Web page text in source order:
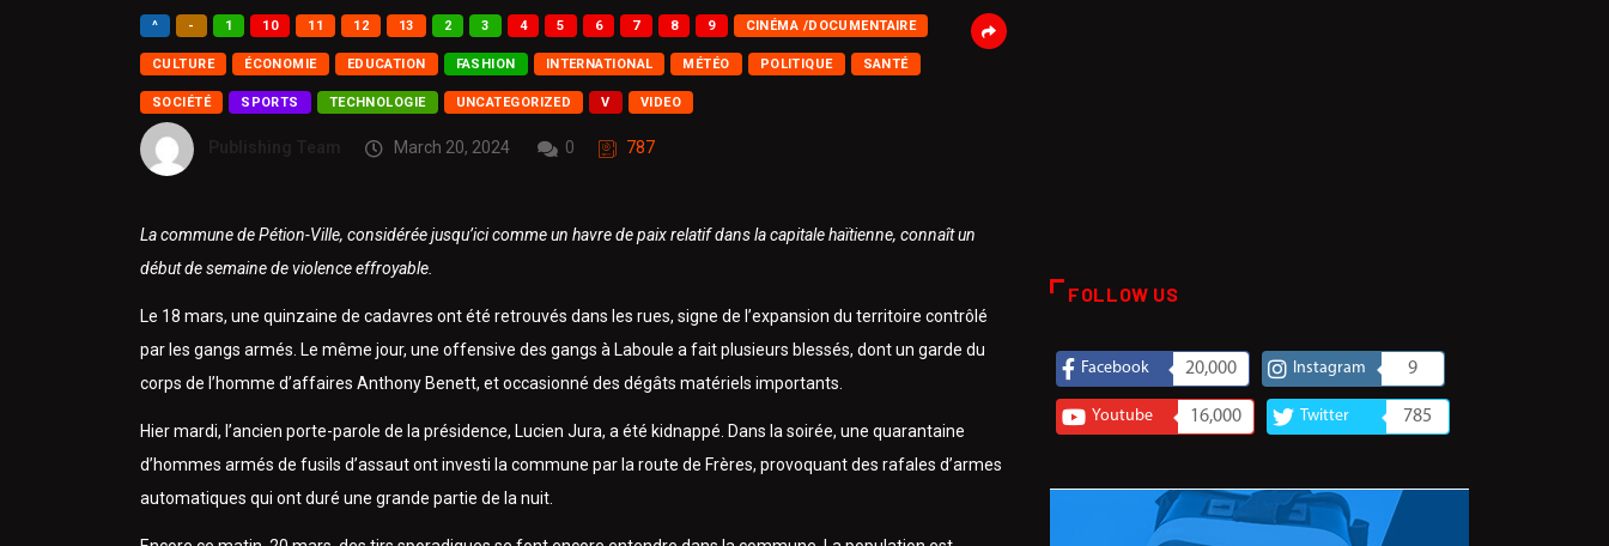
^ - 1 10 11 12 13 2 3 4 5 6 7 8 9 CINÉMA /DOCUMENTAIRE
CULTURE ÉCONOMIE EDUCATION FASHION INTERNATIONAL MÉTÉO POLITIQUE SANTÉ
SOCIÉTÉ SPORTS TECHNOLOGIE UNCATEGORIZED V VIDEO
March 20, 2024 0 787
La commune de Pétion-Ville, considérée jusqu’ici comme un havre de paix relatif dans la capitale haïtienne, connaît un
début de semaine de violence effroyable.
Le 18 mars, une quinzaine de cadavres ont été retrouvés dans les rues, signe de l’expansion du territoire contrôlé
par les gangs armés. Le même jour, une offensive des gangs à Laboule a fait plusieurs blessés, dont un garde du
corps de l’homme d’affaires Anthony Benett, et occasionné des dégâts matériels importants.
Hier mardi, l’ancien porte-parole de la présidence, Lucien Jura, a été kidnappé. Dans la soirée, une quarantaine
d’hommes armés de fusils d’assaut ont investi la commune par la route de Frères, provoquant des rafales d’armes
automatiques qui ont duré une grande partie de la nuit.
FOLLOW US
Facebook 20,000 Instagram 9
Youtube 16,000 Twitter 785